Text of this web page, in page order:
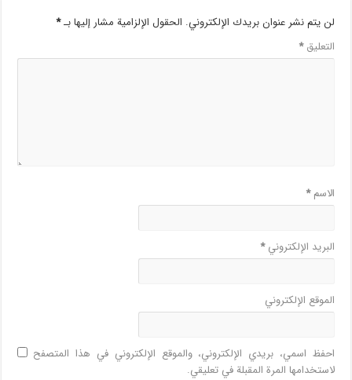
لن يتم نشر عنوان بريدك الإلكتروني. الحقول الإلزامية مشار إليها بـ*
التعليق*
الاسم*
البريد الإلكتروني*
الموقع الإلكتروني
احفظ اسمي، بريدي الإلكتروني، والموقع الإلكتروني في هذا المتصفح
لاستخدامها المرة المقبلة في تعليقي.